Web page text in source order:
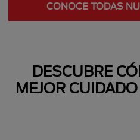
CONOCE TODAS
DESCUBRE
MEJOR